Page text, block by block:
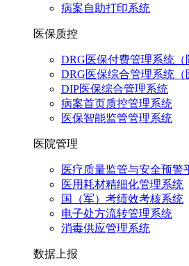
病案自助打印系统
医保质控
DRG医保付费管理系统（
DRG医保综合管理系统（
DIP医保综合管理系统
病案首页质控管理系统
医保智能监管管理系统
医院管理
医疗质量监管与安全预警
医用耗材精细化管理系统
国（军）考绩效考核系统
电子处方流转管理系统
消毒供应管理系统
数据上报